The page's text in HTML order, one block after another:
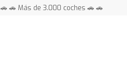
🚗 🚗 Más de 3.000 coches 🚗 🚗